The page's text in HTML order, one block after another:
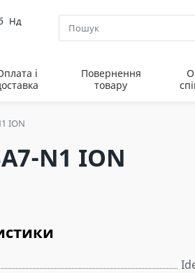
Нд
і
Повернення
товару
ION
N1 ION